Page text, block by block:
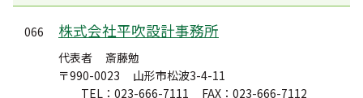
066 株式会社平吹設計事務所
代表者
斎藤勉
〒990-0023
山形市松波3-4-11
TEL：023-666-7111
FAX：023-666-7112